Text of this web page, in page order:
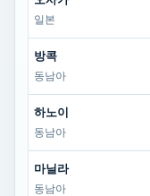
일본
방콕
동남아
하노이
동남아
마닐라
동남아